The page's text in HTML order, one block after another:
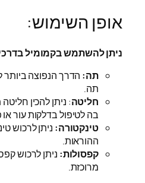
אופן השימוש:
ניתן להשתמש בקמומיל
תה: הדרך הנפוצה ביותר
תה.
חליטה: ניתן להכין
בה לטיפול בדלקות עור
טינקטורה: ניתן לרכוש
ההוראות.
קפסולות: ניתן לרכוש
מרוכזת.